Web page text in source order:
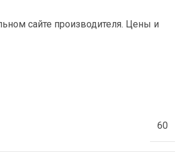
сайте производителя. Цены и
60